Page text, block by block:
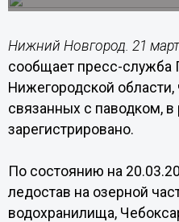
Нижний Новгород. 21
сообщает пресс-
Нижегородской
связанных с паводком, в
зарегистрировано.
По состоянию на
ледостав на озерной
водохранилища,